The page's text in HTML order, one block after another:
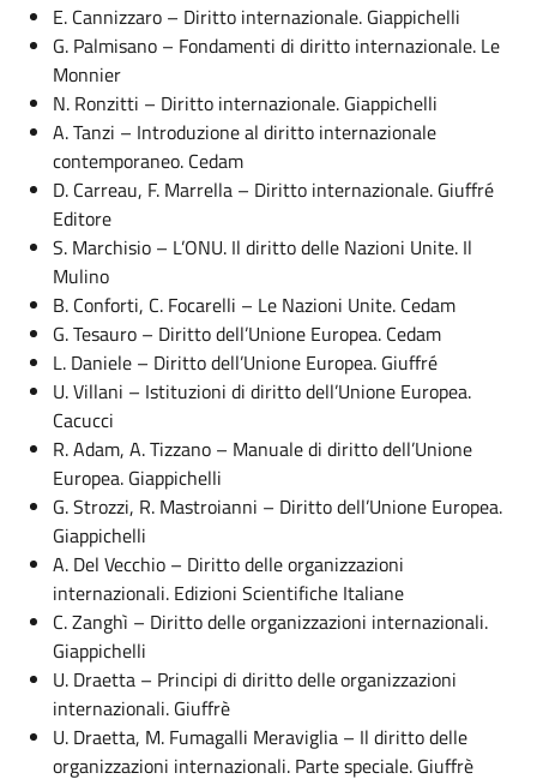
E. Cannizzaro – Diritto internazionale. Giappichelli
G. Palmisano – Fondamenti di diritto internazionale. Le
Monnier
N. Ronzitti – Diritto internazionale. Giappichelli
A. Tanzi – Introduzione al diritto internazionale
contemporaneo. Cedam
D. Carreau, F. Marrella – Diritto internazionale. Giuffré
Editore
S. Marchisio – L’ONU. Il diritto delle Nazioni Unite. Il
Mulino
B. Conforti, C. Focarelli – Le Nazioni Unite. Cedam
G. Tesauro – Diritto dell’Unione Europea. Cedam
L. Daniele – Diritto dell’Unione Europea. Giuffré
U. Villani – Istituzioni di diritto dell’Unione Europea.
Cacucci
R. Adam, A. Tizzano – Manuale di diritto dell’Unione
Europea. Giappichelli
G. Strozzi, R. Mastroianni – Diritto dell’Unione Europea.
Giappichelli
A. Del Vecchio – Diritto delle organizzazioni
internazionali. Edizioni Scientifiche Italiane
C. Zanghì – Diritto delle organizzazioni internazionali.
Giappichelli
U. Draetta – Principi di diritto delle organizzazioni
internazionali. Giuffrè
U. Draetta, M. Fumagalli Meraviglia – Il diritto delle
organizzazioni internazionali. Parte speciale. Giuffrè